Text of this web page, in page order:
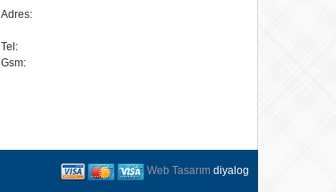
Adres:
Tel:
Gsm:
Web Tasarım diyalog